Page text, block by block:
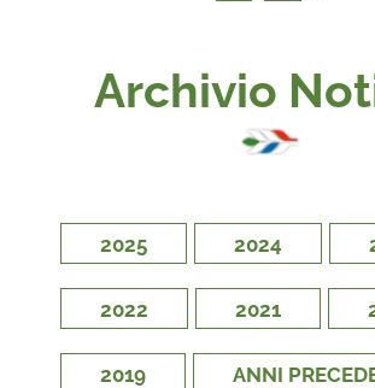
Archivio
2025 2024
2022 2021
2019 ANNI